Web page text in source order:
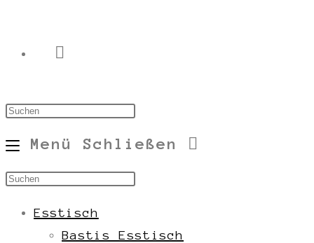
Menü Schließen
Esstisch
Bastis Esstisch